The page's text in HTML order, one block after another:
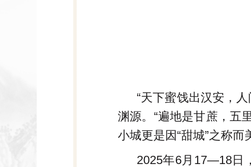
“天下蜜饯出汉安，
渊源。“遍地是甘蔗，五
小城更是因“甜城”之称而
2025年6月17—18日